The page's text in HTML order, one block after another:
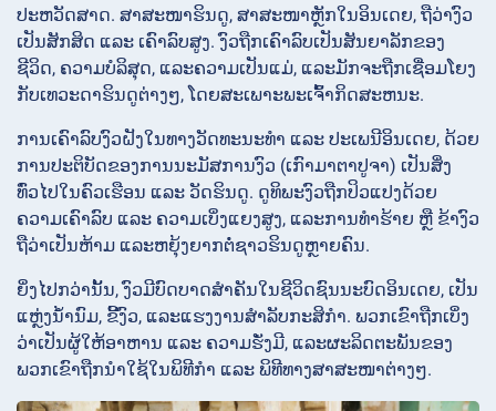
ປະຫວັດສາດ. ສາສະໜາຮິນດູ, ສາສະໜາຫຼັກໃນອິນເດຍ, ຖືວ່າງົວ
ເປັນສັກສິດ ແລະ ເຄົາລົບສູງ. ງົວຖືກເຄົາລົບເປັນສັນຍາລັກຂອງ
ຊີວິດ, ຄວາມບໍລິສຸດ, ແລະຄວາມເປັນແມ່, ແລະມັກຈະຖືກເຊື່ອມໂຍງ
ກັບເທວະດາຮິນດູຕ່າງໆ, ໂດຍສະເພາະພະເຈົ້າກິດສະຫນະ.
ການເຄົາລົບງົວຝັງໃນທາງວັດທະນະທຳ ແລະ ປະເພນີອິນເດຍ, ດ້ວຍ
ການປະຕິບັດຂອງການນະມັສການງົວ (ເກົາມາຕາປູຈາ) ເປັນສິ່ງ
ທົ່ວໄປໃນຄົວເຮືອນ ແລະ ວັດຮິນດູ. ດູທິພະງົວຖືກປິວແປງດ້ວຍ
ຄວາມເຄົາລົບ ແລະ ຄວາມເບິ່ງແຍງສູງ, ແລະການທໍາຮ້າຍ ຫຼື ຂ້າງົວ
ຖືວ່າເປັນຫ້າມ ແລະຫຍຸ້ງຍາກຕໍ່ຊາວຮິນດູຫຼາຍຄົນ.
ຍິ່ງໄປກວ່ານັ້ນ, ງົວມີບົດບາດສຳຄັນໃນຊີວິດຊົນນະບົດອິນເດຍ, ເປັນ
ແຫຼ່ງນ້ຳນົມ, ຂີ້ງົວ, ແລະແຮງງານສຳລັບກະສິກຳ. ພວກເຂົາຖືກເບິ່ງ
ວ່າເປັນຜູ້ໃຫ້ອາຫານ ແລະ ຄວາມຮັ່ງມີ, ແລະຜະລິດຕະພັນຂອງ
ພວກເຂົາຖືກນຳໃຊ້ໃນພິທີກຳ ແລະ ພິທີທາງສາສະໜາຕ່າງໆ.